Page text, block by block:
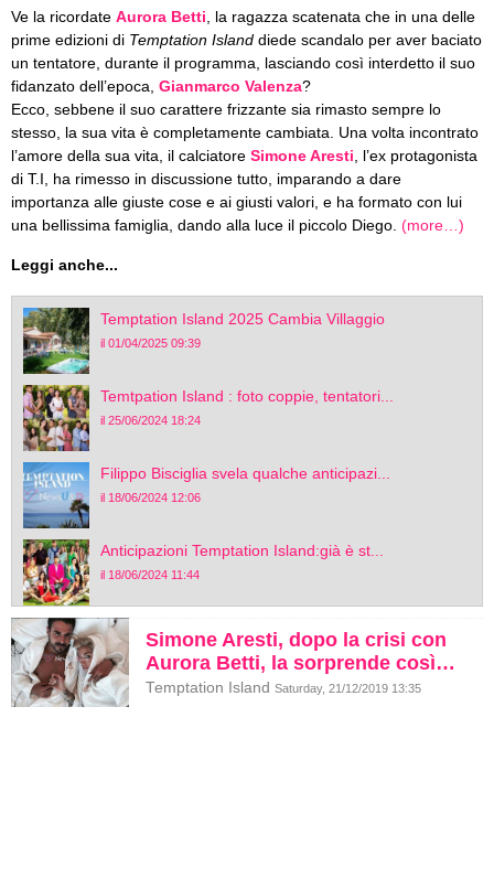
Ve la ricordate Aurora Betti, la ragazza scatenata che in una delle
prime edizioni di Temptation Island diede scandalo per aver baciato
un tentatore, durante il programma, lasciando così interdetto il suo
fidanzato dell’epoca, Gianmarco Valenza?
Ecco, sebbene il suo carattere frizzante sia rimasto sempre lo
stesso, la sua vita è completamente cambiata. Una volta incontrato
l’amore della sua vita, il calciatore Simone Aresti, l’ex protagonista
di T.I, ha rimesso in discussione tutto, imparando a dare
importanza alle giuste cose e ai giusti valori, e ha formato con lui
una bellissima famiglia, dando alla luce il piccolo Diego. (more…)
Leggi anche...
Temptation Island 2025 Cambia Villaggio
il 01/04/2025 09:39
Temtpation Island : foto coppie, tentatori...
il 25/06/2024 18:24
Filippo Bisciglia svela qualche anticipazi...
il 18/06/2024 12:06
Anticipazioni Temptation Island:già è st...
il 18/06/2024 11:44
Simone Aresti, dopo la crisi con
Aurora Betti, la sorprende così…
Temptation Island Saturday, 21/12/2019 13:35